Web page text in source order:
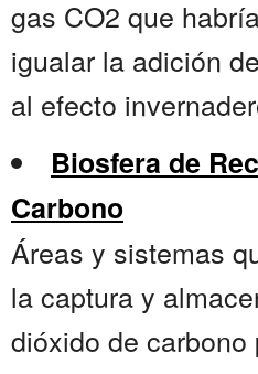
gas CO2 que
igualar la adición
al efecto
Biosfera de
Carbono
Áreas y sistemas
la captura y
dióxido de carbono